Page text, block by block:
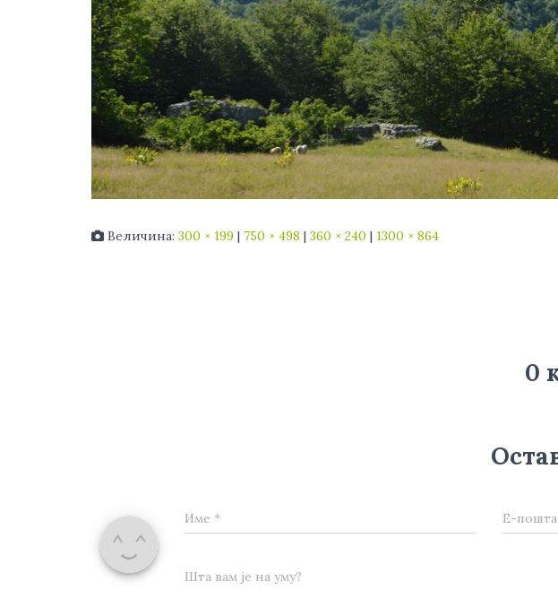
Величина: 300 × 199 | 750 × 498 | 360 × 240 | 1300 × 864
0
Име * Е-пошта
Шта вам је на уму?